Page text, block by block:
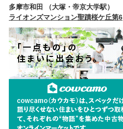
多摩市和田 （大塚・帝京大学駅）
ライオンズマンション聖蹟桜ケ丘第6